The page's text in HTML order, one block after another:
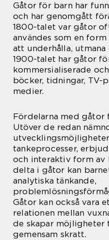
Gåtor för barn har
och har genomgått
1800-talet var gåtor
användes som en
att underhålla,
1900-talet har gåtor
kommersialiserade
böcker, tidningar, TV-
medier.
Fördelarna med gåtor
Utöver de redan
tankeprocesser,
och interaktiv form av
delta i gåtor kan
analytiska tänkande,
Gåtor kan också vara
relationen mellan
de skapar möjligheter
gemensam skratt.